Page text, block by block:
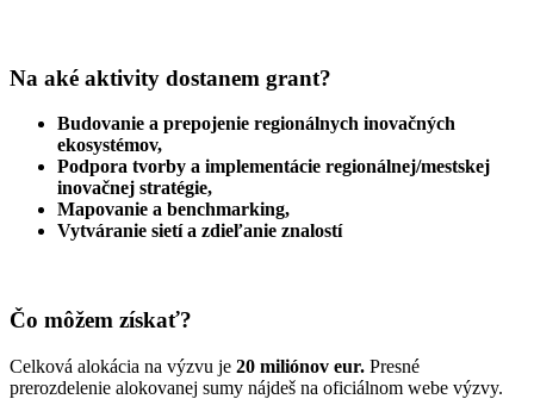
Na aké aktivity dostanem grant?
Budovanie a prepojenie regionálnych inovačných
ekosystémov,
Podpora tvorby a implementácie regionálnej/mestskej
inovačnej stratégie,
Mapovanie a benchmarking,
Vytváranie sietí a zdieľanie znalostí
Čo môžem získať?
Celková alokácia na výzvu je 20 miliónov eur. Presné
prerozdelenie alokovanej sumy nájdeš na oficiálnom webe výzvy.